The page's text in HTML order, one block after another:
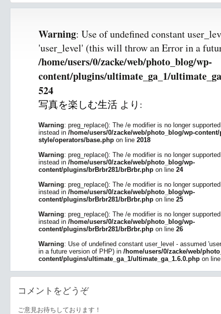
Warning: Use of undefined constant
'user_level' (this will throw an Error in a
/home/users/0/zacke/web/photo_blog/wp-
content/plugins/ultimate_ga_1/
524
写真を楽しむ生活 より:
Warning: preg_replace(): The /e modifier is no longer
instead in /home/users/0/zacke/web/photo_blog/wp-
style/operators/base.php on line 2018
Warning: preg_replace(): The /e modifier is no longer
instead in /home/users/0/zacke/web/photo_blog/wp-
content/plugins/brBrbr281/brBrbr.php on line 24
Warning: preg_replace(): The /e modifier is no longer
instead in /home/users/0/zacke/web/photo_blog/wp-
content/plugins/brBrbr281/brBrbr.php on line 25
Warning: preg_replace(): The /e modifier is no longer
instead in /home/users/0/zacke/web/photo_blog/wp-
content/plugins/brBrbr281/brBrbr.php on line 26
Warning: Use of undefined constant user_level - assumed
in a future version of PHP) in /home/users/0/zacke/web/
content/plugins/ultimate_ga_1/ultimate_ga_1.6.0.php on
コメントをどうぞ
ご意見お待ちしております！